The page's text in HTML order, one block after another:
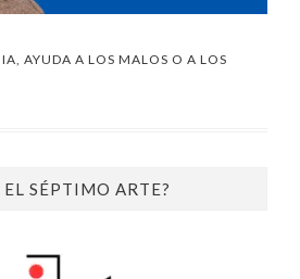
AYUDA A LOS MALOS O A LOS
EL SÉPTIMO ARTE?